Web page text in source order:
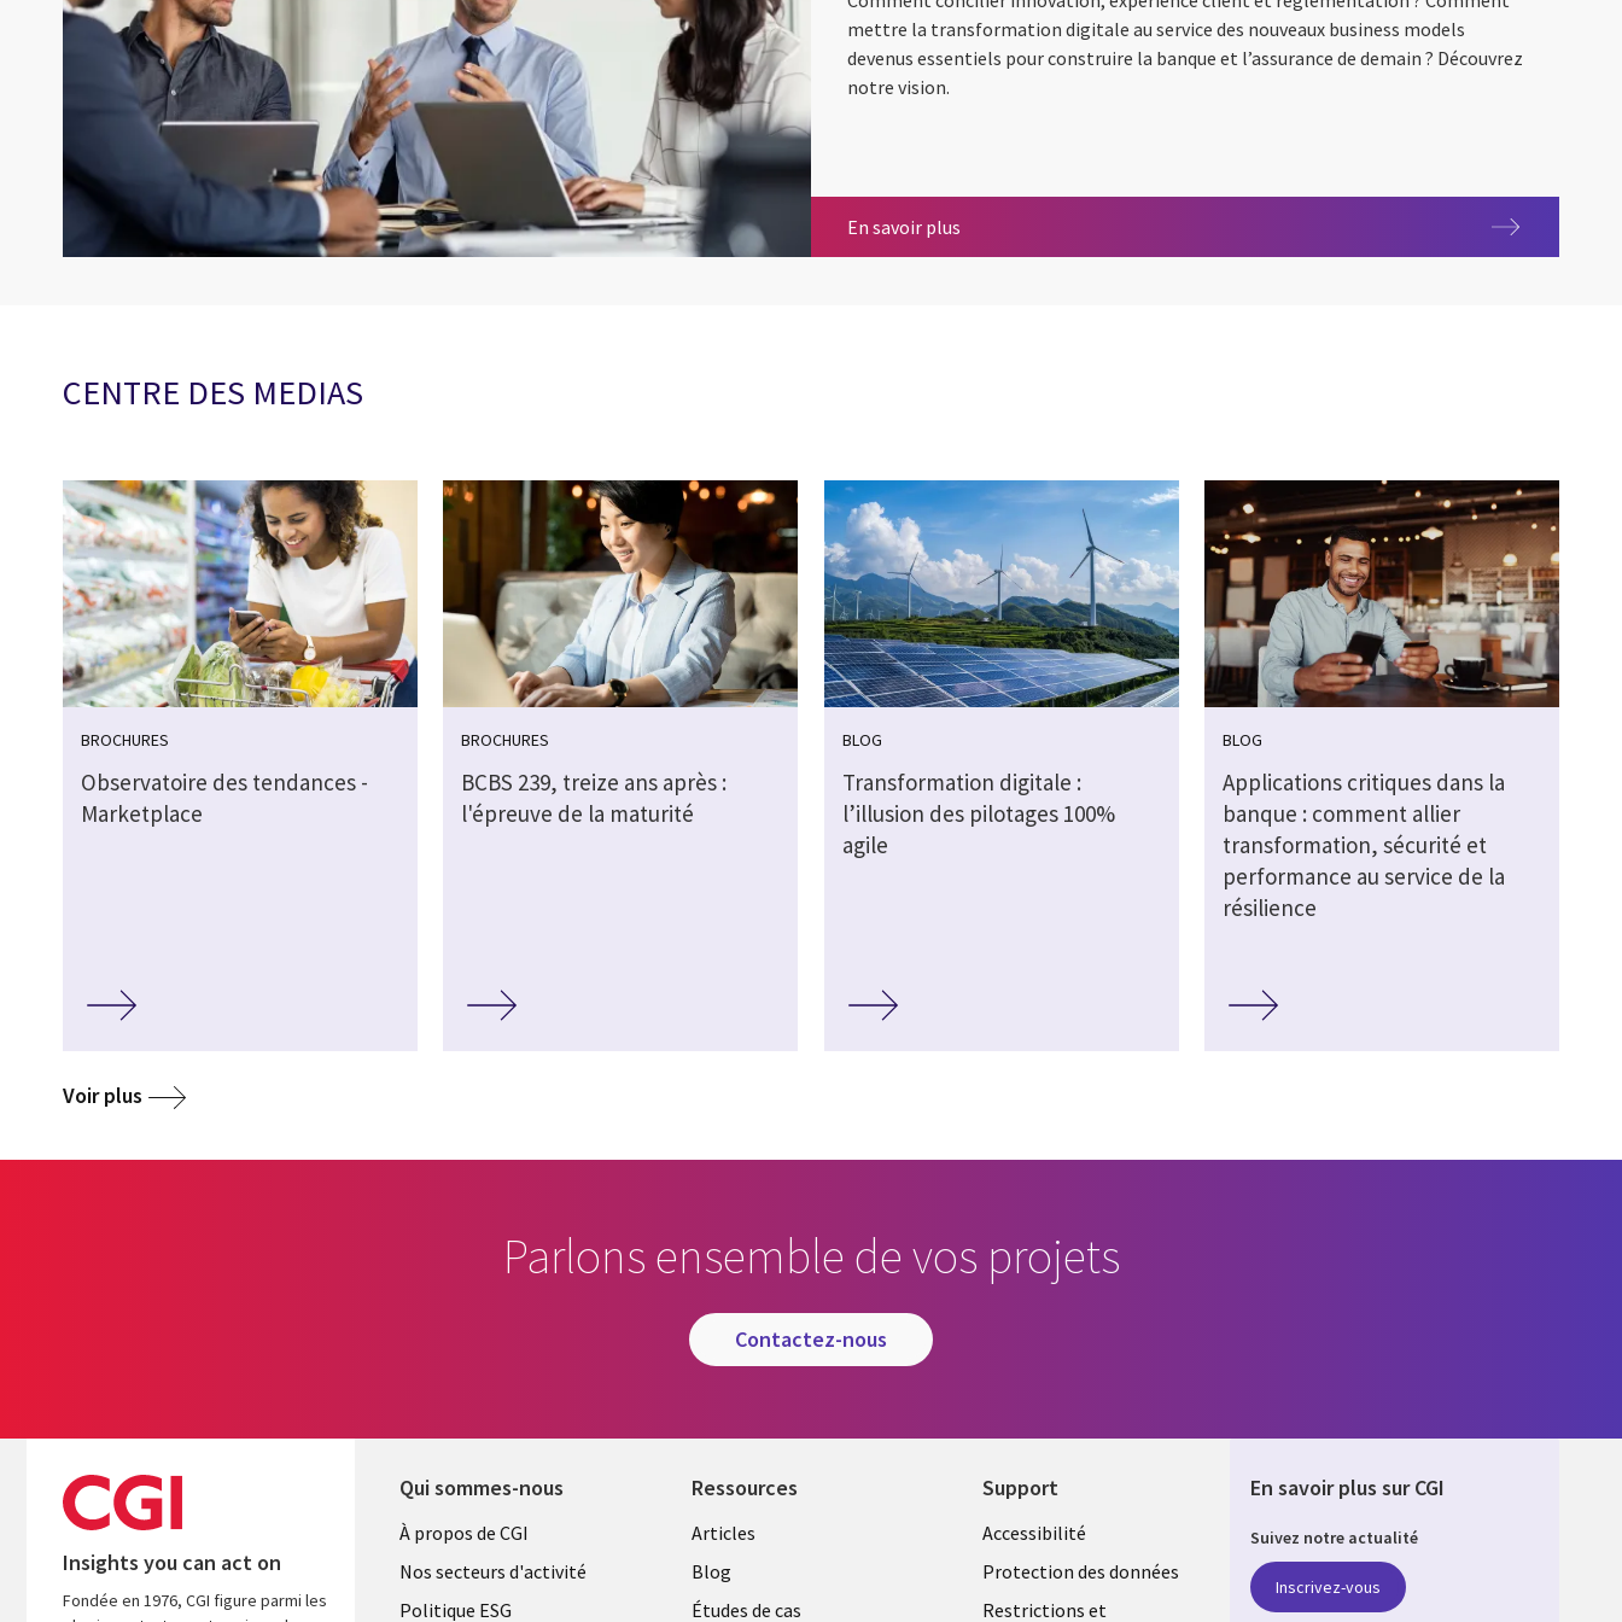
mettre la transformation digitale au service des nouveaux business models
devenus essentiels pour construire la banque et l’assurance de demain ? Découvrez
notre vision.
En savoir plus
CENTRE DES MEDIAS
BROCHURES
Observatoire des tendances -
Marketplace
BROCHURES
BCBS 239, treize ans après :
l'épreuve de la maturité
BLOG
Transformation digitale :
l’illusion des pilotages 100%
agile
BLOG
Applications critiques dans la
banque : comment allier
transformation, sécurité et
performance au service de la
résilience
Voir plus
Parlons ensemble de vos projets
contactez-nous
Insights you can act on
Fondée en 1976, CGI figure parmi les
Qui sommes-nous
Useful
links
À propos de CGI
Nos secteurs d'activité
Politique ESG
Ressources
Library
Links
Articles
Blog
Études de cas
Support
Legal
FRANCE
Accessibilité
Protection des données
Restrictions et
En savoir plus sur CGI
Suivez notre actualité
Inscrivez-vous